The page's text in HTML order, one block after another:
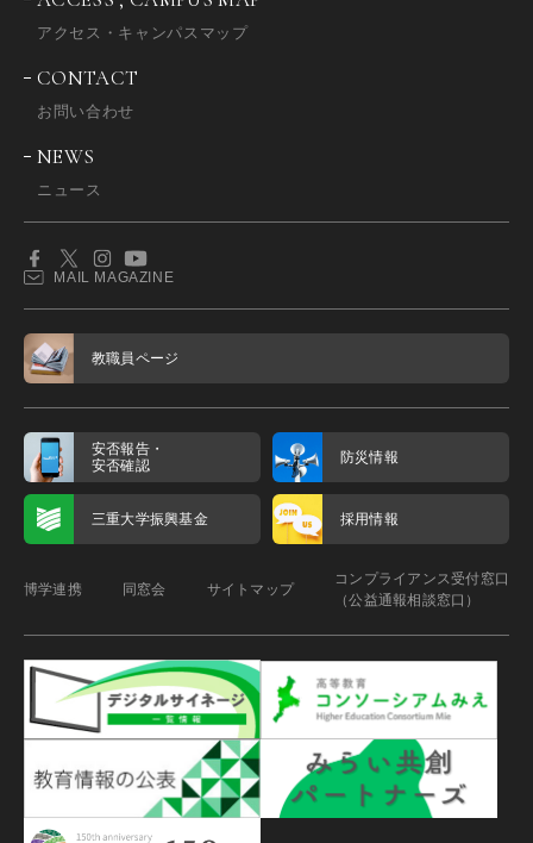
アクセス・キャンパスマップ
CONTACT
お問い合わせ
NEWS
ニュース
MAIL MAGAZINE
教職員ページ
安否報告・
安否確認
防災情報
三重大学振興基金 採用情報
博学連携 同窓会 サイトマップ
コンプライアンス受付窓口
（公益通報相談窓口）